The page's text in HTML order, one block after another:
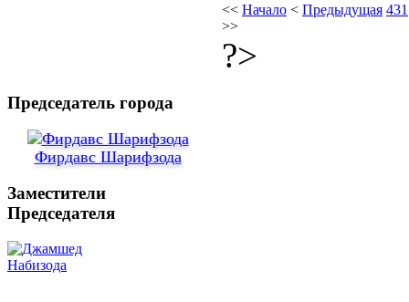
<< Начало < Предыдущая 431
>>
?>
Председатель города
Фирдавс Шарифзода
Заместители
Председателя